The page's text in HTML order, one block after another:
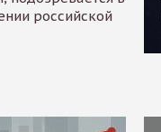
российской